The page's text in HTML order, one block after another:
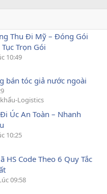
Thu Đi Mỹ – Đóng Gói
Trọn Gói
10:49
bán tóc giả nước ngoài
Logistics
Úc An Toàn – Nhanh
10:25
HS Code Theo 6 Quy Tắc
09:58